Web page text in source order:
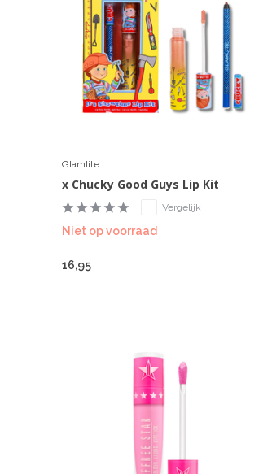
Glamlite
x Chucky Good Guys Lip Kit
Vergelijk
Niet op voorraad
16,95